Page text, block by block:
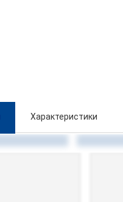
Характеристики